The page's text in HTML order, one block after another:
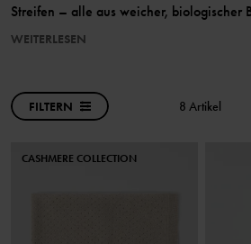
Streifen – alle aus weicher, biologischer
WEITERLESEN
FILTERN 8 Artikel
CASHMERE COLLECTION